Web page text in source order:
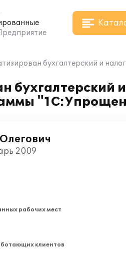
бухгалтерский и
бухгалтерский
2009
рабочих мест
клиентов